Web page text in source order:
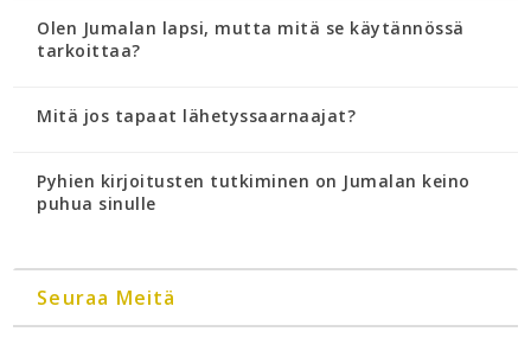
Olen Jumalan lapsi, mutta mitä se käytännössä
tarkoittaa?
Mitä jos tapaat lähetyssaarnaajat?
Pyhien kirjoitusten tutkiminen on Jumalan keino
puhua sinulle
Seuraa Meitä